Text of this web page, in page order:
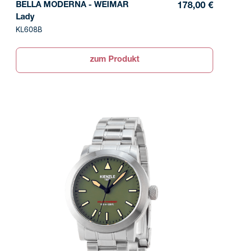
BELLA MODERNA - WEIMAR
Lady
KL608B
178,00 €
zum Produkt